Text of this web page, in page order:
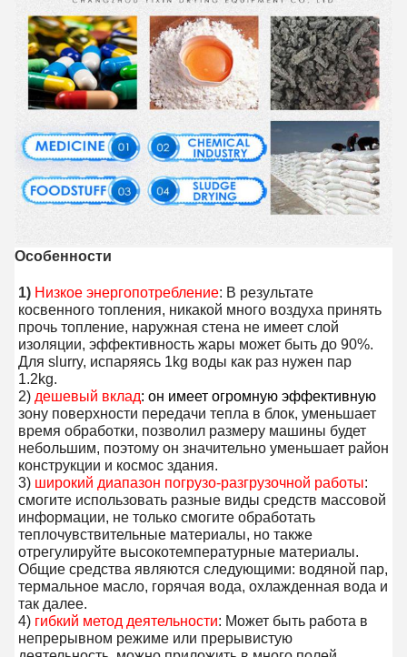
Особенности
1) Низкое энергопотребление: В результате
косвенного топления, никакой много воздуха принять
прочь топление, наружная стена не имеет слой
изоляции, эффективность жары может быть до 90%.
Для slurry, испаряясь 1kg воды как раз нужен пар
1.2kg.
2) дешевый вклад: он имеет огромную эффективную
зону поверхности передачи тепла в блок, уменьшает
время обработки, позволил размеру машины будет
небольшим, поэтому он значительно уменьшает район
конструкции и космос здания.
3) широкий диапазон погрузо-разгрузочной работы:
смогите использовать разные виды средств массовой
информации, не только смогите обработать
теплочувствительные материалы, но также
отрегулируйте высокотемпературные материалы.
Общие средства являются следующими: водяной пар,
термальное масло, горячая вода, охлажденная вода и
так далее.
4) гибкий метод деятельности: Может быть работа в
непрерывном режиме или прерывистую